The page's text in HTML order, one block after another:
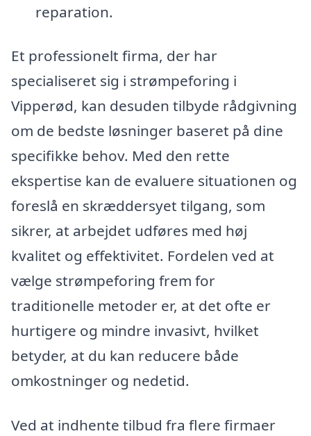
reparation.
Et professionelt firma, der har
specialiseret sig i strømpeforing i
Vipperød, kan desuden tilbyde rådgivning
om de bedste løsninger baseret på dine
specifikke behov. Med den rette
ekspertise kan de evaluere situationen og
foreslå en skræddersyet tilgang, som
sikrer, at arbejdet udføres med høj
kvalitet og effektivitet. Fordelen ved at
vælge strømpeforing frem for
traditionelle metoder er, at det ofte er
hurtigere og mindre invasivt, hvilket
betyder, at du kan reducere både
omkostninger og nedetid.
Ved at indhente tilbud fra flere firmaer